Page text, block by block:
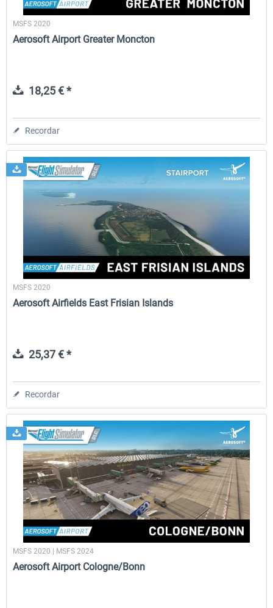
MSFS 2020
Aerosoft Airport Greater Moncton
18,25 € *
Recordar
MSFS 2020
Aerosoft Airfields East Frisian Islands
25,37 € *
Recordar
MSFS 2020 | MSFS 2024
Aerosoft Airport Cologne/Bonn